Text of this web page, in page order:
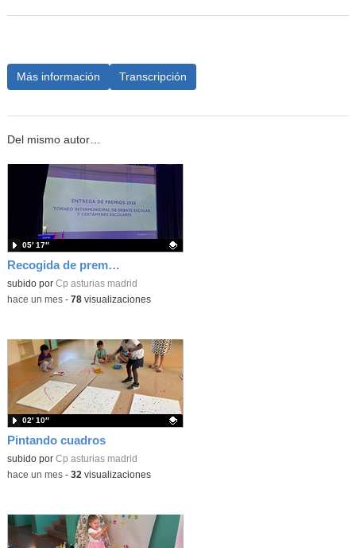
Más información Transcripción
Del mismo autor…
Recogida de premios Bella y Bestia 26
Contenido educativo.
subido por Cp asturias madrid
05′ 17″
-hace un mes- 78visualizaciones
Pintando cuadros
Contenido educativo.
subido por Cp asturias madrid
02′ 10″
-hace un mes- 32 visualizaciones